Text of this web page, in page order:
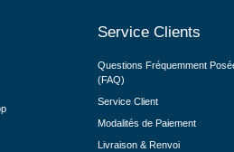
Service Clients
Questions Fréquemment
(FAQ)
Service Client
Modalités de Paiement
Livraison & Renvoi